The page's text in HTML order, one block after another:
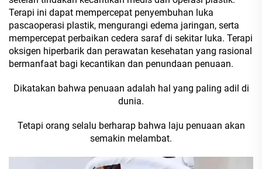
Terapi ini dapat mempercepat penyembuhan luka
pascaoperasi plastik, mengurangi edema jaringan, serta
mempercepat perbaikan cedera saraf di sekitar luka. Terapi
oksigen hiperbarik dan perawatan kesehatan yang rasional
bermanfaat bagi kecantikan dan penundaan penuaan.
Dikatakan bahwa penuaan adalah hal yang paling adil di
dunia.
Tetapi orang selalu berharap bahwa laju penuaan akan
semakin melambat.